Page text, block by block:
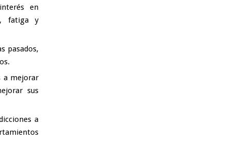
en
fatiga y
pasados,
a mejorar
sus
a